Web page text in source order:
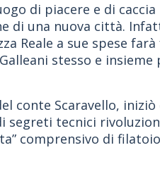
di piacere e di
di una nuova città.
Reale a sue spese
stesso e
conte Scaravello,
tecnici
comprensivo di